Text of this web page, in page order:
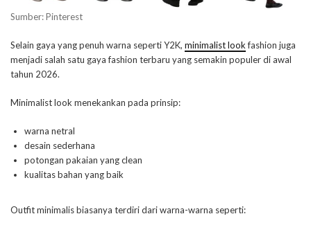
Sumber: Pinterest
Selain gaya yang penuh warna seperti Y2K, minimalist lookfashion juga
menjadi salah satu gaya fashion terbaru yang semakin populer di awal
tahun 2026.
Minimalist look menekankan pada prinsip:
warna netral
desain sederhana
potongan pakaian yang clean
kualitas bahan yang baik
Outfit minimalis biasanya terdiri dari warna-warna seperti: